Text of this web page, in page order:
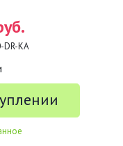
DR-KA